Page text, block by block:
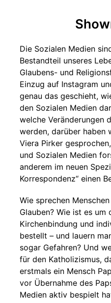
Die Sozialen Medien
Bestandteil unseres
Glaubens- und
Einzug auf Instagram
genau das geschieht,
den Sozialen Medien
welche Veränderungen
werden, darüber haben
Viera Pirker
und Sozialen Medien
anderem im neuen
Korrespondenz“ einen
Wie sprechen
Glauben? Wie ist es um
Kirchenbindung und
bestellt – und lauern
sogar Gefahren? Und
für den Katholizismus,
erstmals ein Mensch
vor Übernahme des
Medien aktiv bespielt